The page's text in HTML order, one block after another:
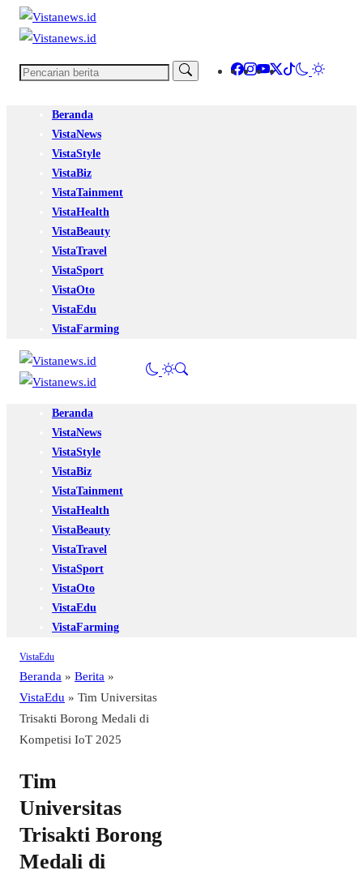
Beranda
VistaNews
VistaStyle
VistaBiz
VistaTainment
VistaHealth
VistaBeauty
VistaTravel
VistaSport
VistaOto
VistaEdu
VistaFarming
Beranda
VistaNews
VistaStyle
VistaBiz
VistaTainment
VistaHealth
VistaBeauty
VistaTravel
VistaSport
VistaOto
VistaEdu
VistaFarming
VistaEdu
Beranda » Berita »
VistaEdu » Tim Universitas
Trisakti Borong Medali di
Kompetisi IoT 2025
Tim
Universitas
Trisakti Borong
Medali di